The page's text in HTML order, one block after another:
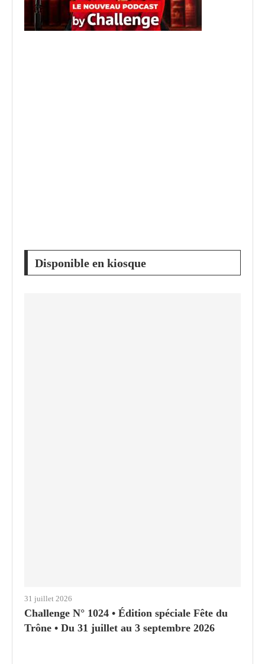
Disponible en kiosque
31 juillet 2026
Challenge N° 1024 • Édition spéciale Fête du
Trône • Du 31 juillet au 3 septembre 2026